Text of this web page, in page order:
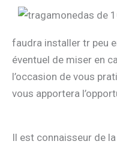
faudra installer tr peu
éventuel de miser en
l’occasion de vous
vous apportera
Il est connaisseur de